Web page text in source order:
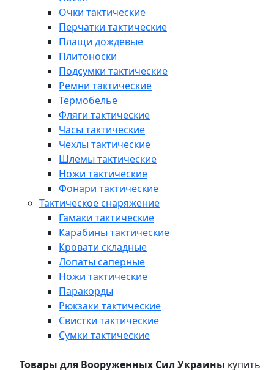
Очки тактические
Перчатки тактические
Плащи дождевые
Плитоноски
Подсумки тактические
Ремни тактические
Термобелье
Фляги тактические
Часы тактические
Чехлы тактические
Шлемы тактические
Ножи тактические
Фонари тактические
Тактическое снаряжение
Гамаки тактические
Карабины тактические
Кровати складные
Лопаты саперные
Ножи тактические
Паракорды
Рюкзаки тактические
Свистки тактические
Сумки тактические
Товары для Вооруженных Сил Украины купить